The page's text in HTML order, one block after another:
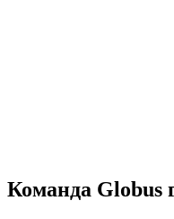
Команда Globus